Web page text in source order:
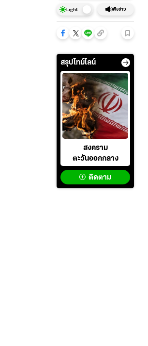
Light ฟังข่าว
สรุปไทม์ไลน์
สงคราม
ตะวันออกกลาง
ติดตาม